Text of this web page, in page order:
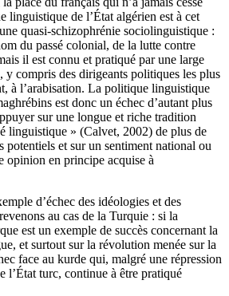
linguistique de l’État algérien est à cet
quasi-schizophrénie sociolinguistique :
du passé colonial, de la lutte contre
il est connu et pratiqué par une large
compris des dirigeants politiques les plus
à l’arabisation. La politique linguistique
est donc un échec d’autant plus
sur une longue et riche tradition
linguistique » (Calvet, 2002) de plus de
potentiels et sur un sentiment national ou
opinion en principe acquise à
d’échec des idéologies et des
au cas de la Turquie : si la
est un exemple de succès concernant la
et surtout sur la révolution menée sur la
face au kurde qui, malgré une répression
l’État turc, continue à être pratiqué